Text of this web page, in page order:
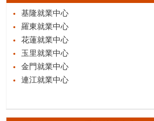
基隆就業中心
羅東就業中心
花蓮就業中心
玉里就業中心
金門就業中心
連江就業中心